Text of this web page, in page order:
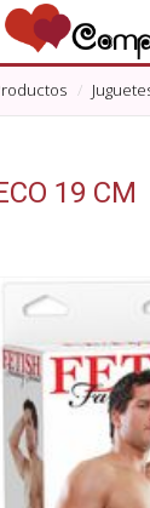
19 CM